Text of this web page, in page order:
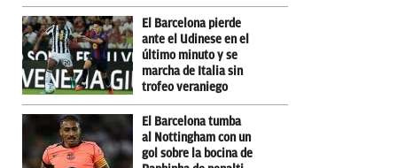
El Barcelona pierde
ante el Udinese en el
último minuto y se
marcha de Italia sin
trofeo veraniego
El Barcelona tumba
al Nottingham con un
gol sobre la bocina de